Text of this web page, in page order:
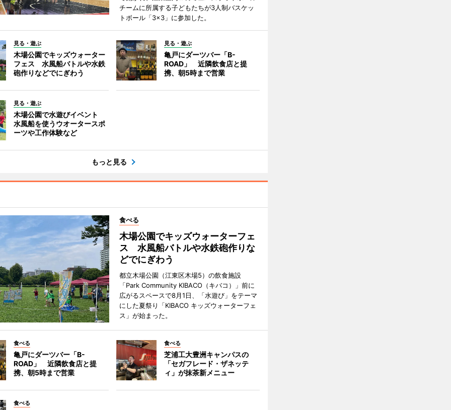
チームに所属する子どもたちが3人制バスケッ
トボール「3×3」に参加した。
見る・遊ぶ
木場公園でキッズウォーター
フェス 水風船バトルや水鉄
砲作りなどでにぎわう
見る・遊ぶ
亀戸にダーツバー「B-
ROAD」 近隣飲食店と提
携、朝5時まで営業
見る・遊ぶ
木場公園で水遊びイベント
水風船を使うウオータースポ
ーツや工作体験など
もっと見る
食べる
木場公園でキッズウォーターフェ
ス 水風船バトルや水鉄砲作りな
どでにぎわう
都立木場公園（江東区木場5）の飲食施設
「Park Community KIBACO（キバコ）」前に
広がるスペースで8月1日、「水遊び」をテーマ
にした夏祭り「KIBACO キッズウォーターフェ
ス」が始まった。
食べる
亀戸にダーツバー「B-
ROAD」 近隣飲食店と提
携、朝5時まで営業
食べる
芝浦工大豊洲キャンパスの
「セガフレード・ザネッテ
ィ」が抹茶新メニュー
食べる